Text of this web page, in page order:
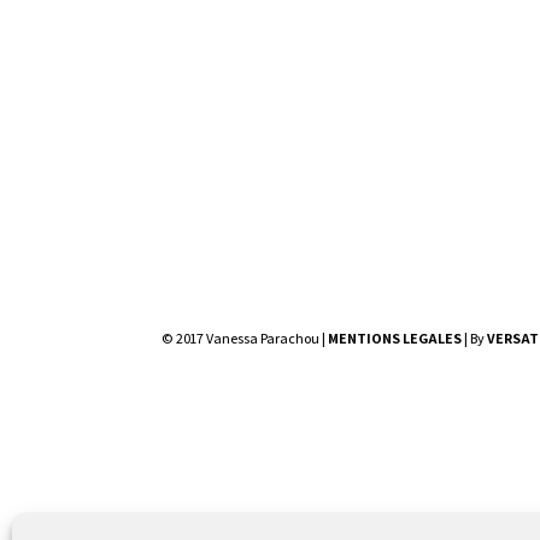
© 2017 Vanessa Parachou | MENTIONS LEGALES| By